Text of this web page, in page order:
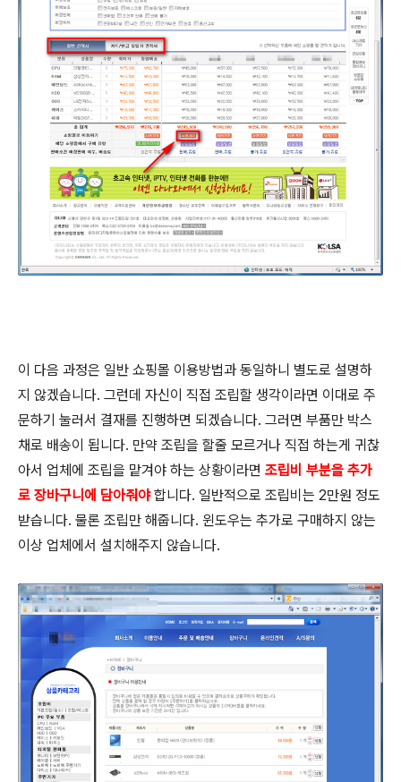
이 다음 과정은 일반 쇼핑몰 이용방법과 동일하니 별도로 설명하
지 않겠습니다. 그런데 자신이 직접 조립할 생각이라면 이대로 주
문하기 눌러서 결재를 진행하면 되겠습니다. 그러면 부품만 박스
채로 배송이 됩니다. 만약 조립을 할줄 모르거나 직접 하는게 귀찮
아서 업체에 조립을 맡겨야 하는 상황이라면 조립비 부분을 추가
로 장바구니에 담아줘야합니다. 일반적으로 조립비는 2만원 정도
받습니다. 물론 조립만 해줍니다. 윈도우는 추가로 구매하지 않는
이상 업체에서 설치해주지 않습니다.